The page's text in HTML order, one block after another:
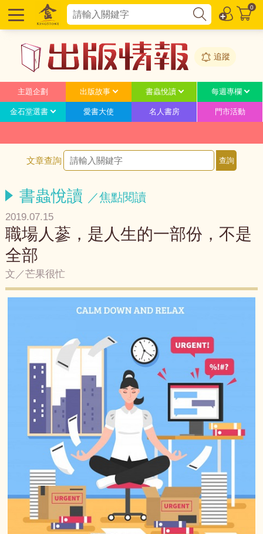
0
追蹤
主題企劃 出版故事 書蟲悅讀 每週專欄
金石堂選書 愛書大使 名人書房 門市活動
文章查詢
書蟲悅讀 ／焦點閱讀
2019.07.15
職場人蔘，是人生的一部份，不是
全部
文／芒果很忙